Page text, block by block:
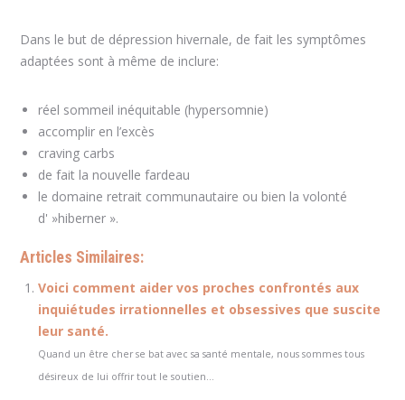
Dans le but de dépression hivernale, de fait les symptômes
adaptées sont à même de inclure:
réel sommeil inéquitable (hypersomnie)
accomplir en l’excès
craving carbs
de fait la nouvelle fardeau
le domaine retrait communautaire ou bien la volonté
d' »hiberner ».
Articles Similaires:
Voici comment aider vos proches confrontés aux
inquiétudes irrationnelles et obsessives que suscite
leur santé.
Quand un être cher se bat avec sa santé mentale, nous sommes tous
désireux de lui offrir tout le soutien...